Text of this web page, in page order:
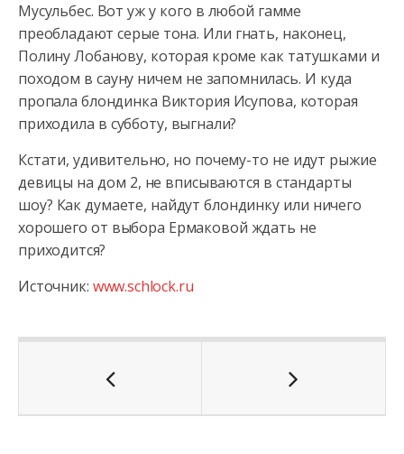
Мусульбес. Вот уж у кого в любой гамме
преобладают серые тона. Или гнать, наконец,
Полину Лобанову, которая кроме как татушками и
походом в сауну ничем не запомнилась. И куда
пропала блондинка Виктория Исупова, которая
приходила в субботу, выгнали?
Кстати, удивительно, но почему-то не идут рыжие
девицы на дом 2, не вписываются в стандарты
шоу? Как думаете, найдут блондинку или ничего
хорошего от выбора Ермаковой ждать не
приходится?
Источник: www.schlock.ru